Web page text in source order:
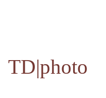
TD|photo